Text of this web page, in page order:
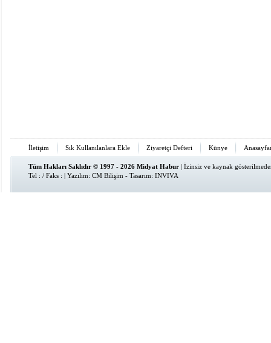
İletişim Sık Kullanılanlara Ekle Ziyaretçi Defteri Künye
Tüm Hakları Saklıdır © 1997 - 2026 Midyat Habur | İzinsiz ve kaynak
Tel : / Faks : | Yazılım: CM Bilişim - Tasarım: INVIVA